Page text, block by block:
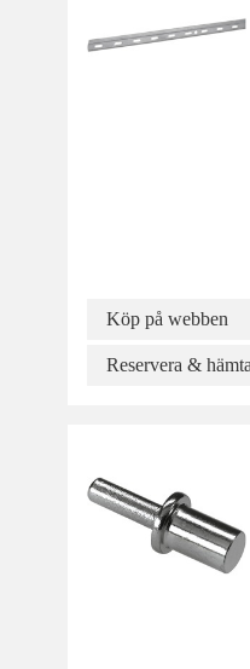
Köp på webben
Reservera & hämta